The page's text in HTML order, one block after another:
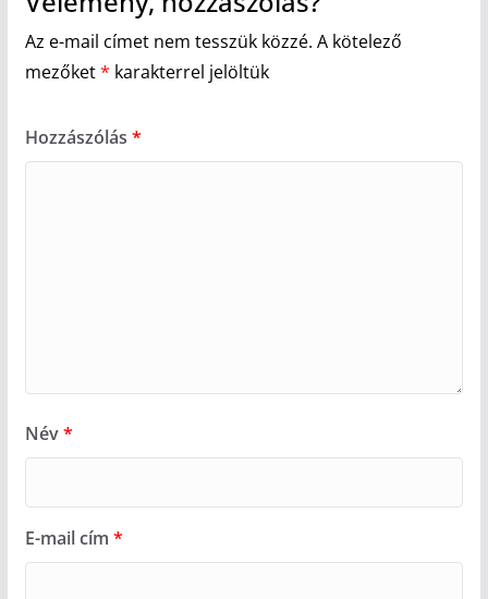
Az e-mail címet nem tesszük közzé. A kötelező
mezőket* karakterrel jelöltük
Hozzászólás *
Név*
E-mail cím *